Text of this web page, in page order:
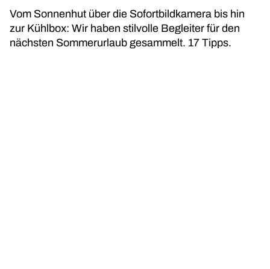
Vom Sonnenhut über die Sofortbildkamera bis hin
zur Kühlbox: Wir haben stilvolle Begleiter für den
nächsten Sommerurlaub gesammelt. 17 Tipps.